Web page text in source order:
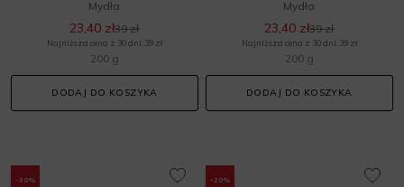
Mydła
23,40 zł39 zł
Najniższa cena z 30 dni: 39 zł
200 g
DODAJ DO KOSZYKA
Mydła
23,40 zł39 zł
Najniższa cena z 30 dni: 39 zł
200 g
DODAJ DO KOSZYKA
-30% -20%